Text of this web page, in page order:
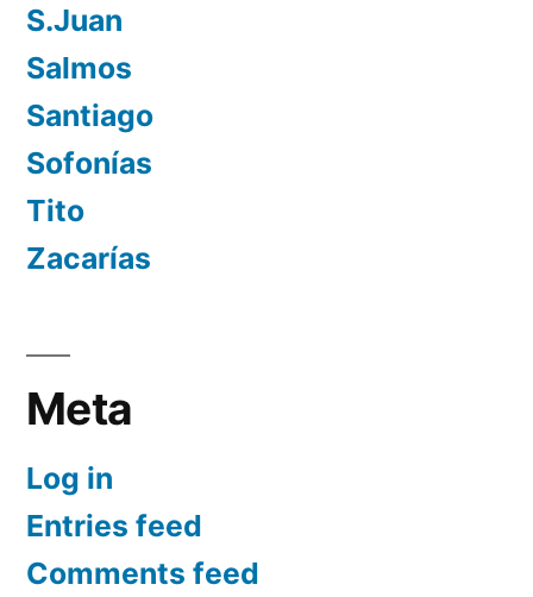
S.Juan
Salmos
Santiago
Sofonías
Tito
Zacarías
Meta
Log in
Entries feed
Comments feed